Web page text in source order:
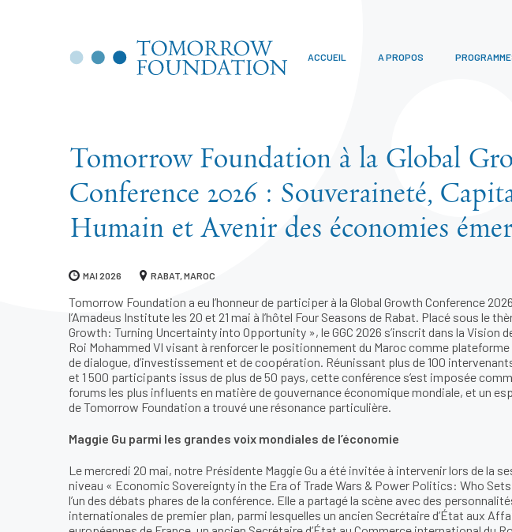
ACCUEIL A PROPOS
Tomorrow Foundation à la Global
Conference 2026 : Souveraineté,
Humain et Avenir des économies
MAI 2026 RABAT, MAROC
Tomorrow Foundation a eu l’honneur de participer à la Global Growth Conference
l’Amadeus Institute les 20 et 21 mai à l’hôtel Four Seasons de Rabat. Placé sous le
Growth: Turning Uncertainty into Opportunity », le GGC 2026 s’inscrit dans la Vision
Roi Mohammed VI visant à renforcer le positionnement du Maroc comme
de dialogue, d’investissement et de coopération. Réunissant plus de 100
et 1 500 participants issus de plus de 50 pays, cette conférence s’est imposée
forums les plus influents en matière de gouvernance économique mondiale, et un
de Tomorrow Foundation a trouvé une résonance particulière.
Maggie Gu parmi les grandes voix mondiales de l’économie
Le mercredi 20 mai, notre Présidente Maggie Gu a été invitée à intervenir lors de la
niveau « Economic Sovereignty in the Era of Trade Wars & Power Politics: Who
l’un des débats phares de la conférence. Elle a partagé la scène avec des
internationales de premier plan, parmi lesquelles un ancien Secrétaire d’État aux